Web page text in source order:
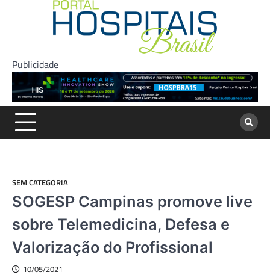
Publicidade
SEM CATEGORIA
SOGESP Campinas promove live
sobre Telemedicina, Defesa e
Valorização do Profissional
10/05/2021